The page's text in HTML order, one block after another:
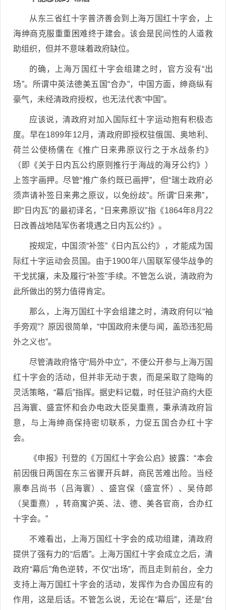
从东三省红十字普济善会到上海万国红十字会，上
海绅商克服重重困难终于建会。该会是民间性的人道救
助组织，但并不意味着政府缺位。
的确，上海万国红十字会组建之时，官方没有“出
场”。所谓中英法德美五国“合办”，中国方面，绅商纵有
豪气，未经清政府授权，也无法代表“中国”。
应该说，清政府对加入国际红十字运动抱有积极态
度。早在1899年12月，清政府即授权驻俄国、奥地利、
荷兰公使杨儒在《推广日来弗原议行之于水战条约》
（即《关于日内瓦公约原则推行于海战的海牙公约》）
上签字画押。尽管“推广条约既已画押”，但“瑞士政府必
须声请补签日来弗之原议，以免纷歧”。所谓“日来弗”，
即“日内瓦”的最初译名，“日来弗原议”指《1864年8月22
日改善战地陆军伤者境遇之日内瓦公约》。
按规定，中国须“补签”《日内瓦公约》，才能成为国
际红十字运动会员国。由于1900年八国联军侵华战争的
干戈扰攘，未及履行“补签”手续。不管怎么说，清政府为
此所做出的努力值得肯定。
那么，上海万国红十字会组建之时，清政府何以“袖
手旁观”？原因很简单，“中国政府未便与闻，盖恐违犯局
外之义也”。
尽管清政府恪守“局外中立”，不便公开参与上海万国
红十字会的活动，但并非无动于衷，而是采取了隐晦的
灵活策略，“幕后”指挥。据史料记载，时任驻沪商约大臣
吕海寰、盛宣怀和会办电政大臣吴重熹，秉承清政府旨
意，与上海绅商保持密切联系，力促五国合办红十字
会。
《申报》刊登的《万国红十字会公启》披露：“本会
前因俄日两国在东三省骤开兵衅，商民苦难出险。当经
禀奉吕尚书（吕海寰）、盛宫保（盛宣怀）、吴侍郎
（吴重熹），转商寓沪英、法、德、美各官商，合办红
十字会。”
不难看出，上海万国红十字会的成功组建，清政府
提供了强有力的“后盾”。上海万国红十字会成立之后，清
政府“幕后”角色逆转，不仅“出场”，而且走到前台，全力
支持上海万国红十字会的活动，发挥作为合办国应有的
作用，这是后话。不管怎么说，无论在“幕后”，还是“台